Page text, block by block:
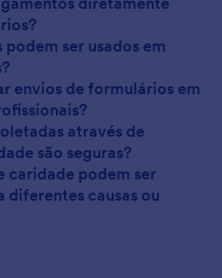
ser usados em
envios de formulários em
através de
são seguras?
caridade podem ser
diferentes causas ou